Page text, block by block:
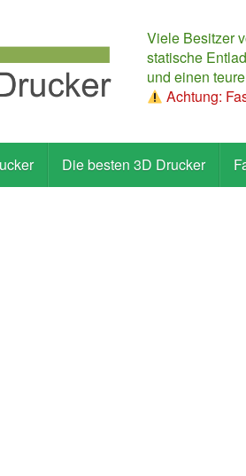
Viele Besitzer
statische
und einen
Achtung:
Die besten 3D Drucker